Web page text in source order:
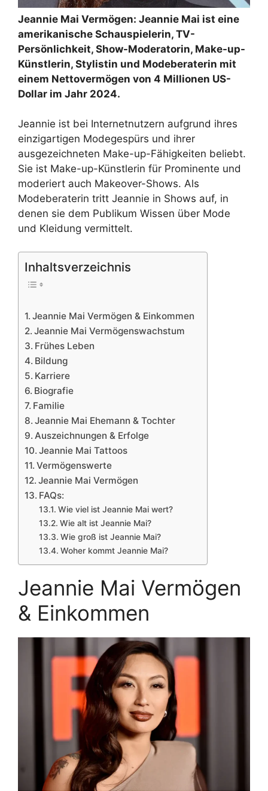
Jeannie Mai Vermögen: Jeannie Mai ist eine
amerikanische Schauspielerin, TV-
Persönlichkeit, Show-Moderatorin, Make-up-
Künstlerin, Stylistin und Modeberaterin mit
einem Nettovermögen von 4 Millionen US-
Dollar im Jahr 2024.
Jeannie ist bei Internetnutzern aufgrund ihres
einzigartigen Modegespürs und ihrer
ausgezeichneten Make-up-Fähigkeiten beliebt.
Sie ist Make-up-Künstlerin für Prominente und
moderiert auch Makeover-Shows. Als
Modeberaterin tritt Jeannie in Shows auf, in
denen sie dem Publikum Wissen über Mode
und Kleidung vermittelt.
Inhaltsverzeichnis
Jeannie Mai Vermögen & Einkommen
Jeannie Mai Vermögenswachstum
Frühes Leben
Bildung
Karriere
Biografie
Familie
Jeannie Mai Ehemann & Tochter
Auszeichnungen & Erfolge
Jeannie Mai Tattoos
Vermögenswerte
Jeannie Mai Vermögen
FAQs:
Wie viel ist Jeannie Mai wert?
Wie alt ist Jeannie Mai?
Wie groß ist Jeannie Mai?
Woher kommt Jeannie Mai?
Jeannie Mai Vermögen
& Einkommen